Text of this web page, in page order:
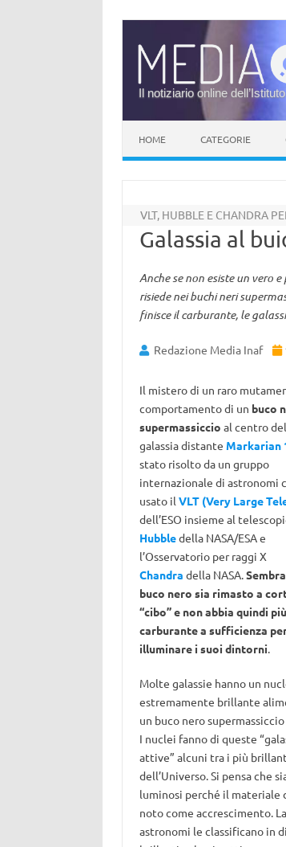
Il notiziario online
HOME CATEGORIE
VLT, HUBBLE E CHANDRA
Galassia al
Anche se non esiste un vero
risiede nei buchi neri
finisce il carburante, le
Redazione Media Inaf
Il mistero di un raro
comportamento di un buco
supermassiccio al centro
galassia distante Markarian
stato risolto da un gruppo
internazionale di astronomi
usato il VLT (Very Large
dell’ESO insieme al
Hubbledella NASA/ESA e
l’Osservatorio per raggi X
Chandra della NASA.
buco nero sia rimasto a
“cibo” e non abbia quindi più
carburante a sufficienza
illuminare i suoi dintorni.
Molte galassie hanno un
estremamente brillante
un buco nero
I nuclei fanno di queste
attive” alcuni tra i più
dell’Universo. Si pensa che
luminosi perché il materiale
noto come accrescimento.
astronomi le classificano in